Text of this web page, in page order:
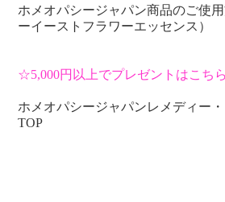
ホメオパシージャパン商品のご使
ーイーストフラワーエッセンス）
☆5,000円以上でプレゼントはこち
ホメオパシージャパンレメディー
TOP